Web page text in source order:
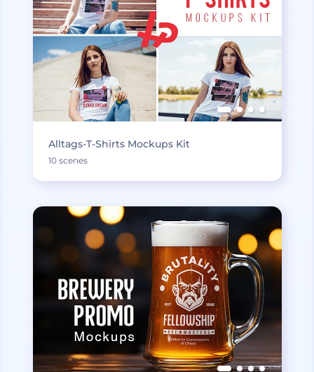
Alltags-T-Shirts Mockups Kit
10 scenes